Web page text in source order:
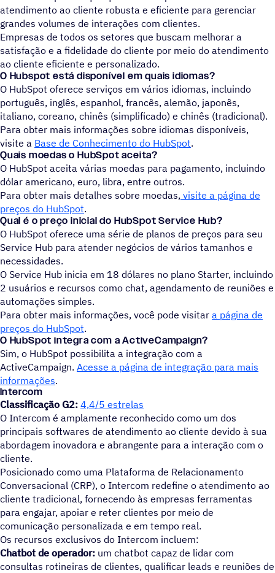
atendimento ao cliente robusta e eficiente para gerenciar
grandes volumes de interações com clientes.
Empresas de todos os setores que buscam melhorar a
satisfação e a fidelidade do cliente por meio do atendimento
ao cliente eficiente e personalizado.
O Hubspot está disponível em quais idiomas?
O HubSpot oferece serviços em vários idiomas, incluindo
português, inglês, espanhol, francês, alemão, japonês,
italiano, coreano, chinês (simplificado) e chinês (tradicional).
Para obter mais informações sobre idiomas disponíveis,
visite a Base de Conhecimento do HubSpot.
Quais moedas o HubSpot aceita?
O HubSpot aceita várias moedas para pagamento, incluindo
dólar americano, euro, libra, entre outros.
Para obter mais detalhes sobre moedas, visite a página de
preços do HubSpot.
Qual é o preço inicial do HubSpot Service Hub?
O HubSpot oferece uma série de planos de preços para seu
Service Hub para atender negócios de vários tamanhos e
necessidades.
O Service Hub inicia em 18 dólares no plano Starter, incluindo
2 usuários e recursos como chat, agendamento de reuniões e
automações simples.
Para obter mais informações, você pode visitar a página de
preços do HubSpot.
O HubSpot integra com a ActiveCampaign?
Sim, o HubSpot possibilita a integração com a
ActiveCampaign. Acesse a página de integração para mais
informações.
Intercom
Classificação G2: 4,4/5 estrelas
O Intercom é amplamente reconhecido como um dos
principais softwares de atendimento ao cliente devido à sua
abordagem inovadora e abrangente para a interação com o
cliente.
Posicionado como uma Plataforma de Relacionamento
Conversacional (CRP), o Intercom redefine o atendimento ao
cliente tradicional, fornecendo às empresas ferramentas
para engajar, apoiar e reter clientes por meio de
comunicação personalizada e em tempo real.
Os recursos exclusivos do Intercom incluem:
Chatbot de operador: um chatbot capaz de lidar com
consultas rotineiras de clientes, qualificar leads e reuniões de